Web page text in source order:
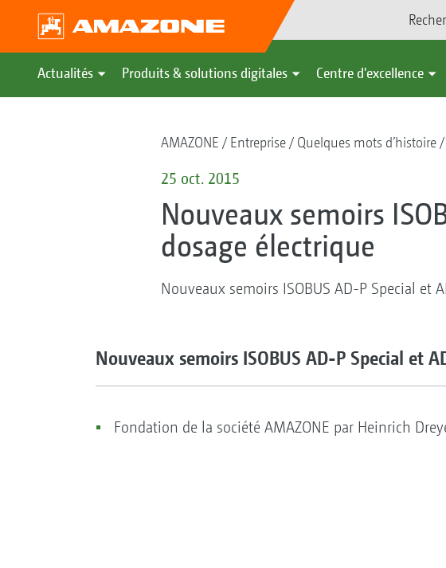
Actualités Produits & solutions digitales Centre d'excellence
AMAZONE Entreprise Quelques mots d’histoire
25 oct. 2015
Nouveaux semoirs
dosage électrique
Nouveaux semoirs ISOBUS AD-P Special et
Nouveaux semoirs ISOBUS AD-P Special et
Fondation de la société AMAZONE par Heinrich